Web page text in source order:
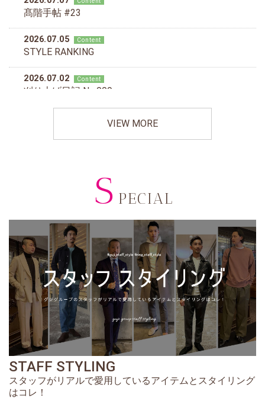
VIEW MORE
S PECIAL
STAFF STYLING
スタッフがリアルで愛用しているアイテムとスタイリング
はコレ！